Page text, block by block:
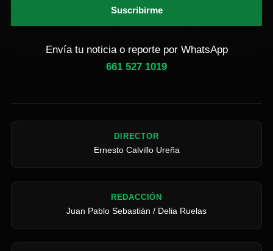
Suscribirme
Envía tu noticia o reporte por WhatsApp
661 527 1019
DIRECTOR
Ernesto Calvillo Ureña
REDACCIÓN
Juan Pablo Sebastián / Delia Ruelas